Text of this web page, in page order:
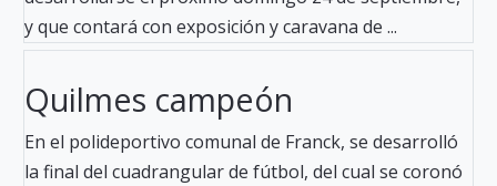
y que contará con exposición y caravana de ...
Quilmes campeón
En el polideportivo comunal de Franck, se desarrolló
la final del cuadrangular de fútbol, del cual se coronó